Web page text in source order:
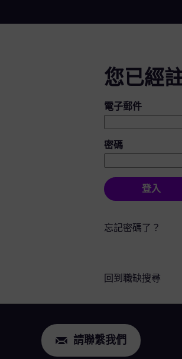
您已經
登入：使用者和密碼
電子郵件
密碼
登入
忘記密碼了？
回到職缺搜尋
請聯繫我們